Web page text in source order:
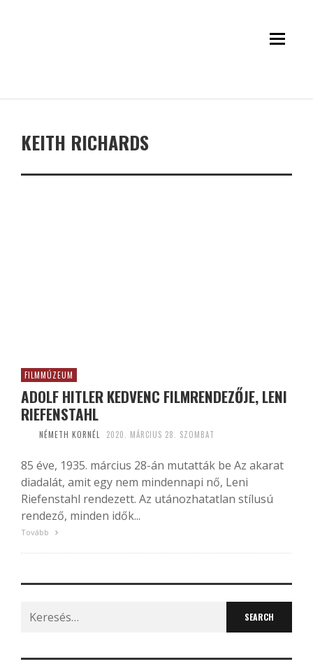
KEITH RICHARDS
FILMMÚZEUM
ADOLF HITLER KEDVENC FILMRENDEZŐJE, LENI
RIEFENSTAHL
NÉMETH KORNÉL 2020. MÁRCIUS 28. SZOMBAT
85 éve, 1935. március 28-án mutatták be Az akarat
diadalát, amit egy nem mindennapi nő, Leni
Riefenstahl rendezett. Az utánozhatatlan stílusú
rendező, minden idők...
Tovább
Search
for: